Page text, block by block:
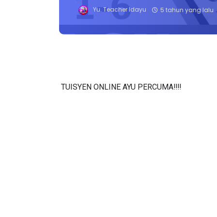
Yu. Teacher Idayu 5 tahun yang lalu
TUISYEN ONLINE AYU PERCUMA‼️‼️